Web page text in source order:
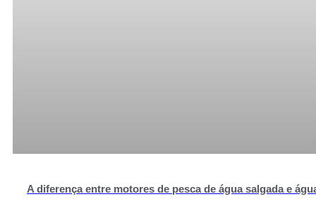
A diferença entre motores de pesca de água salgada e